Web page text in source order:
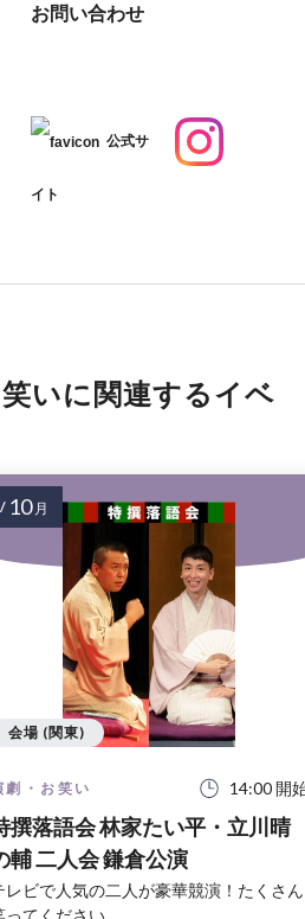
お問い合わせ
公式サ
イト
いに関連するイベ
劇・お笑い 14:00 開
撰落語会 林家たい平・立川晴
輔 二人会 鎌倉公演
レビで人気の二人が豪華競演！たくさん
会場 (関東)
10 月